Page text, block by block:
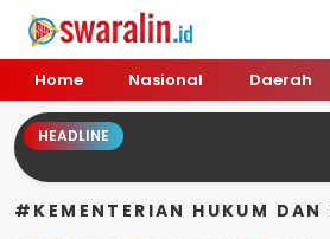
Swara Lin
Independent, Tajam & Profesional
Home Nasional Daerah
HEADLINE
#KEMENTERIAN HUKUM DAN